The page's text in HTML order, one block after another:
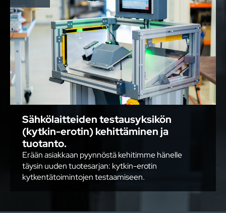
Sähkölaitteiden testausyksikön
(kytkin-erotin) kehittäminen ja
tuotanto.
Erään asiakkaan pyynnöstä kehitimme hänelle
täysin uuden tuotesarjan: kytkin-erotin
kytkentätoimintojen testaamiseen.